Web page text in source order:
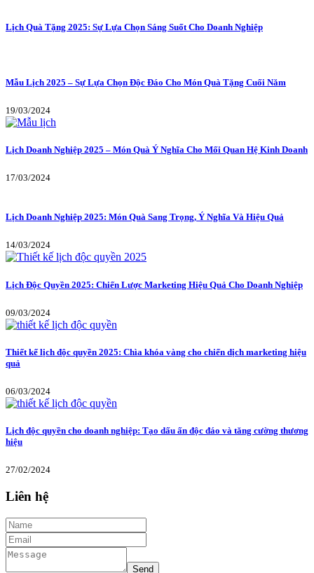
Lịch Quà Tặng 2025: Sự Lựa Chọn Sáng Suốt Cho Doanh Nghiệp
Mẫu Lịch 2025 – Sự Lựa Chọn Độc Đáo Cho Món Quà Tặng Cuối Năm
19/03/2024
Lịch Doanh Nghiệp 2025 – Món Quà Ý Nghĩa Cho Mối Quan Hệ Kinh Doanh
17/03/2024
Lịch Doanh Nghiệp 2025: Món Quà Sang Trọng, Ý Nghĩa Và Hiệu Quả
14/03/2024
Lịch Độc Quyền 2025: Chiến Lược Marketing Hiệu Quả Cho Doanh Nghiệp
09/03/2024
Thiết kế lịch độc quyền 2025: Chìa khóa vàng cho chiến dịch marketing hiệu
quả
06/03/2024
Lịch độc quyền cho doanh nghiệp: Tạo dấu ấn độc đáo và tăng cường thương
hiệu
27/02/2024
Liên hệ